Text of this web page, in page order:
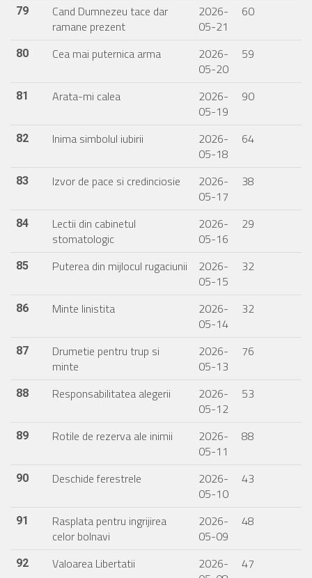
79
Cand Dumnezeu tace dar
ramane prezent
2026-
05-21
60
80 Cea mai puternica arma
2026-
05-20
59
81 Arata-mi calea
2026-
05-19
90
82 Inima simbolul iubirii
2026-
05-18
64
83 Izvor de pace si credinciosie
2026-
05-17
38
84
Lectii din cabinetul
stomatologic
2026-
05-16
29
85 Puterea din mijlocul rugaciunii
2026-
05-15
32
86 Minte linistita
2026-
05-14
32
87
Drumetie pentru trup si
minte
2026-
05-13
76
88 Responsabilitatea alegerii
2026-
05-12
53
89 Rotile de rezerva ale inimii
2026-
05-11
88
90 Deschide ferestrele
2026-
05-10
43
91
Rasplata pentru ingrijirea
celor bolnavi
2026-
05-09
48
92 Valoarea Libertatii
2026-
47